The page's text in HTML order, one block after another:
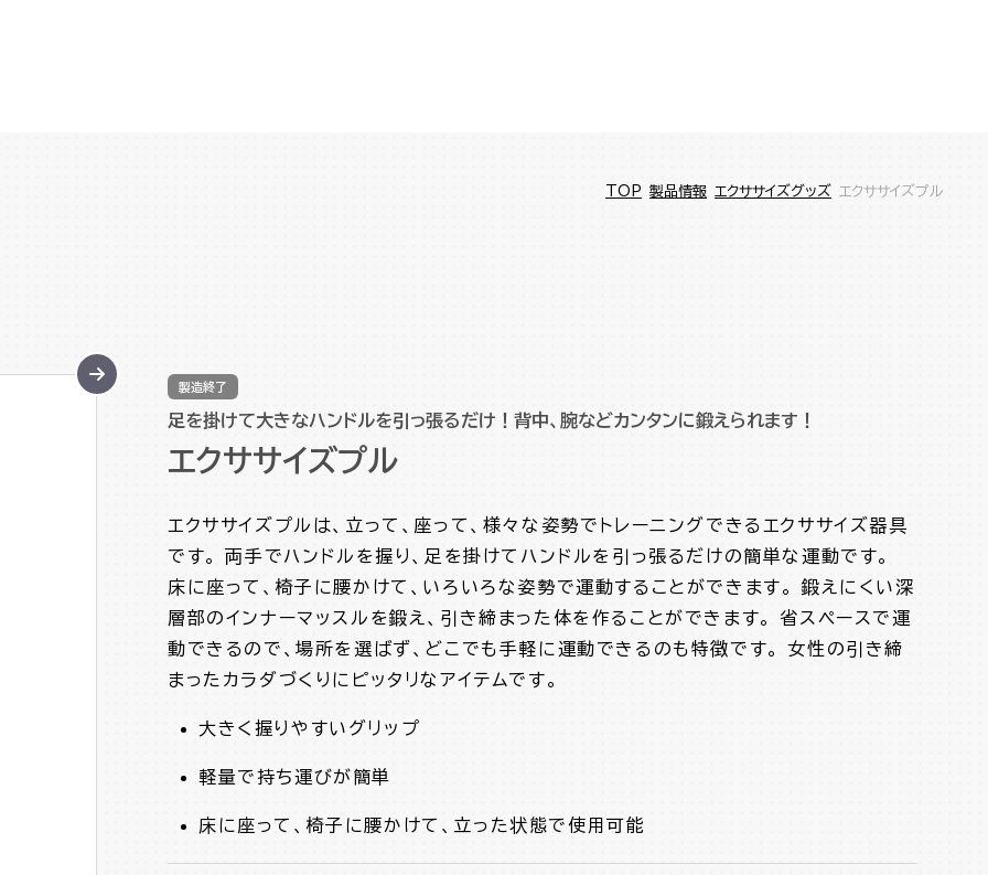
TOP 製品情報 エクササイズグッズ エクササイズプル
製造終了
足を掛けて大きなハンドルを引っ張るだけ！背中、腕などカンタンに鍛えられます！
エクササイズプル
エクササイズプルは、立って、座って、様々な姿勢でトレーニングできるエクササイズ器具
です。 両手でハンドルを握り、足を掛けてハンドルを引っ張るだけの簡単な運動です。
床に座って、椅子に腰かけて、いろいろな姿勢で運動することができます。 鍛えにくい深
層部のインナーマッスルを鍛え、引き締まった体を作ることができます。 省スペースで運
動できるので、場所を選ばず、どこでも手軽に運動できるのも特徴です。 女性の引き締
まったカラダづくりにピッタリなアイテムです。
大きく握りやすいグリップ
軽量で持ち運びが簡単
床に座って、椅子に腰かけて、立った状態で使用可能